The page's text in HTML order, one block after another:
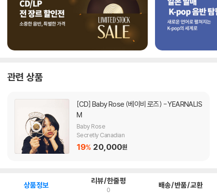
관련 상품
[CD]
M
Baby Rose
Secretly Canadian
19% 20,000원
상품정보 리뷰/한줄평
0 배송/반품/교환